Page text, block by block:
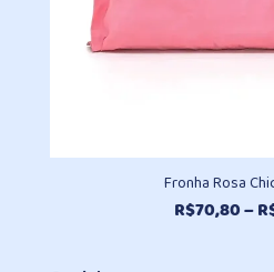
Fronha Rosa
R$70,80–